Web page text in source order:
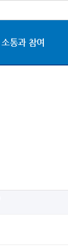
소통과 참여